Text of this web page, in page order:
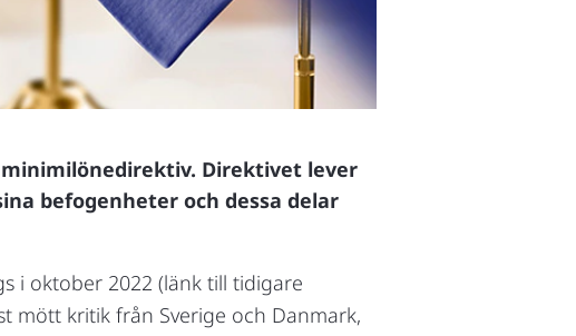
minimilönedirektiv. Direktivet lever
befogenheter och dessa delar
i oktober 2022 (länk till tidigare
mött kritik från Sverige och Danmark,